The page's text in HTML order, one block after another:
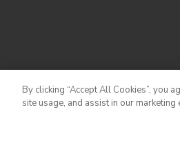
By clicking “Accept All Cookies”, you
site usage, and assist in our marketing